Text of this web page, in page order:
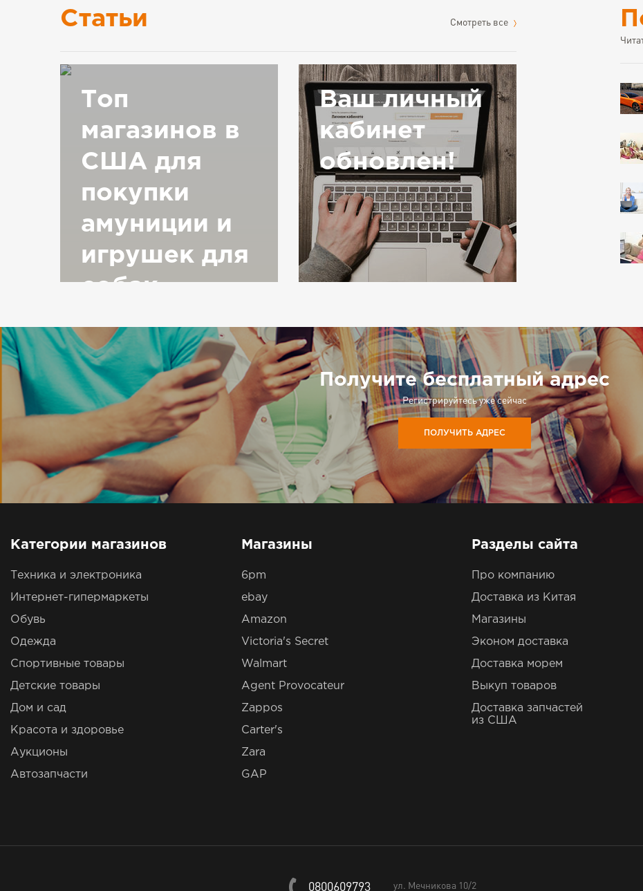
Статьи Cмотреть все
Топ
магазинов в
США для
покупки
амуниции и
игрушек для
собак
Ваш личный
кабинет
обновлен!
Получите бесплатный адрес
Регистрируйтесь уже сейчас
ПОЛУЧИТЬ АДРЕС
Категории магазинов
Техника и электроника
Интернет-гипермаркеты
Обувь
Одежда
Спортивные товары
Детские товары
Дом и сад
Красота и здоровье
Аукционы
Автозапчасти
Магазины
6pm
ebay
Amazon
Victoria's Secret
Walmart
Agent Provocateur
Zappos
Carter's
Zara
GAP
Разделы сайта
Про компанию
Доставка из Китая
Магазины
Эконом доставка
Доставка морем
Выкуп товаров
Доставка запчастей
из США
0800609793 ул. Мечникова 10/2